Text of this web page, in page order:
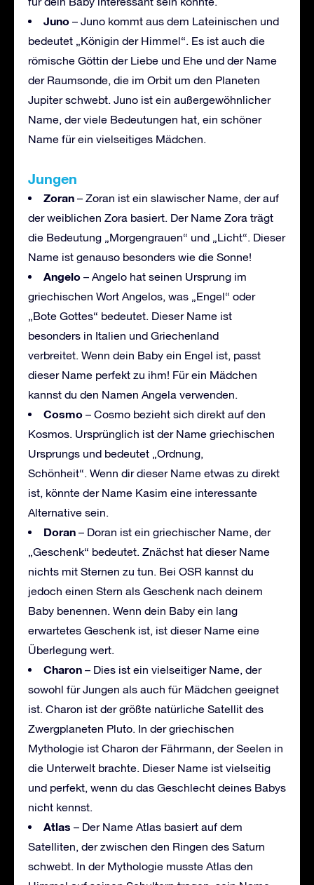
Juno – Juno kommt aus dem Lateinischen und
bedeutet „Königin der Himmel“. Es ist auch die
römische Göttin der Liebe und Ehe und der Name
der Raumsonde, die im Orbit um den Planeten
Jupiter schwebt. Juno ist ein außergewöhnlicher
Name, der viele Bedeutungen hat, ein schöner
Name für ein vielseitiges Mädchen.
Jungen
Zoran – Zoran ist ein slawischer Name, der auf
der weiblichen Zora basiert. Der Name Zora trägt
die Bedeutung „Morgengrauen“ und „Licht“. Dieser
Name ist genauso besonders wie die Sonne!
Angelo – Angelo hat seinen Ursprung im
griechischen Wort Angelos, was „Engel“ oder
„Bote Gottes“ bedeutet. Dieser Name ist
besonders in Italien und Griechenland
verbreitet. Wenn dein Baby ein Engel ist, passt
dieser Name perfekt zu ihm! Für ein Mädchen
kannst du den Namen Angela verwenden.
Cosmo – Cosmo bezieht sich direkt auf den
Kosmos. Ursprünglich ist der Name griechischen
Ursprungs und bedeutet „Ordnung,
Schönheit“. Wenn dir dieser Name etwas zu direkt
ist, könnte der Name Kasim eine interessante
Alternative sein.
Doran – Doran ist ein griechischer Name, der
„Geschenk“ bedeutet. Znächst hat dieser Name
nichts mit Sternen zu tun. Bei OSR kannst du
jedoch einen Stern als Geschenk nach deinem
Baby benennen. Wenn dein Baby ein lang
erwartetes Geschenk ist, ist dieser Name eine
Überlegung wert.
Charon – Dies ist ein vielseitiger Name, der
sowohl für Jungen als auch für Mädchen geeignet
ist. Charon ist der größte natürliche Satellit des
Zwergplaneten Pluto. In der griechischen
Mythologie ist Charon der Fährmann, der Seelen in
die Unterwelt brachte. Dieser Name ist vielseitig
und perfekt, wenn du das Geschlecht deines Babys
nicht kennst.
Atlas – Der Name Atlas basiert auf dem
Satelliten, der zwischen den Ringen des Saturn
schwebt. In der Mythologie musste Atlas den